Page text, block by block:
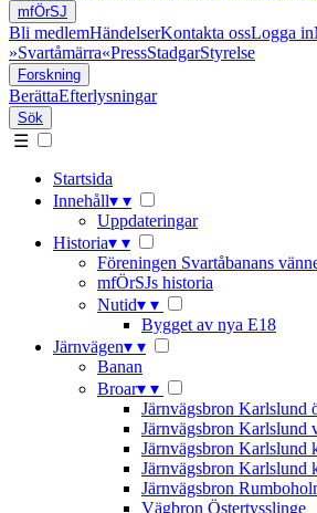
mfÖrSJ
Bli medlemHändelserKontakta ossLogga in
»Svartåmärra«PressStadgarStyrelse
Forskning
BerättaEfterlysningar
Sök
☰
Startsida
Innehåll▾ ▾
Uppdateringar
Historia▾ ▾
Föreningen Svartåbanans
mfÖrSJs historia
Nutid▾ ▾
Bygget av nya E18
Järnvägen▾ ▾
Banan
Broar▾ ▾
Järnvägsbron Karlslund
Järnvägsbron Karlslund
Järnvägsbron Karlslund
Järnvägsbron Karlslund
Järnvägsbron
Vägbron Östertysslinge